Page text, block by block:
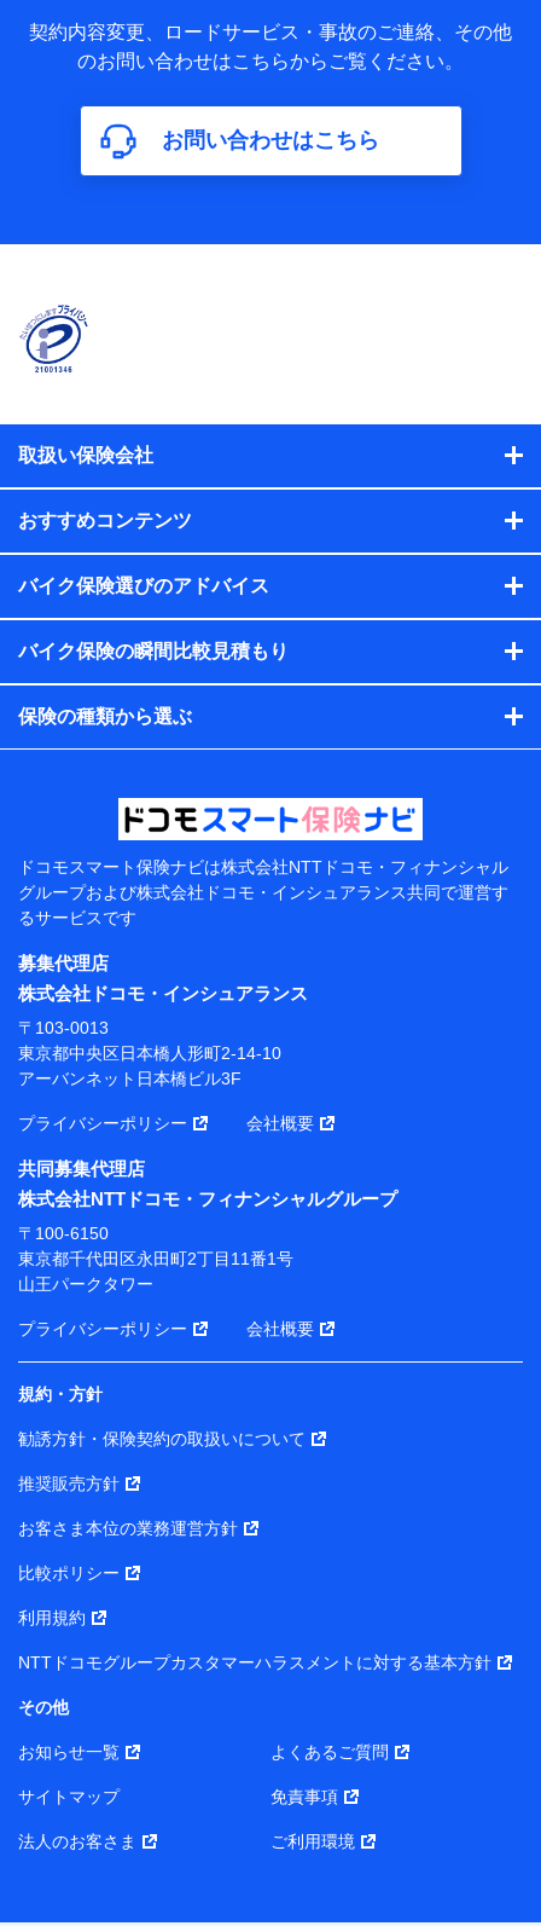
ー登録受付時に提供いただいた情報（氏名、住所、生年月
日、性別、保険契約者と被保険者の関係、保険加入の目的、
保険商品の内容、保険料、保険料のお支払方法、車のメーカ
ペットの種類や年齢など）及びお客様との応対記録（お客様
に提示した比較見積の試算結果情報、メールマガジンを提供
した際のメール内容や送信履歴の情報及び保険の更改案内等
を提供した際のメール内容や送信履歴などの情報）が含まれ
当社または株式会社NTTドコモ・フィナンシャルグループが
契約者と被保険者の関係、保険加入の目的、保険商品の内
容、保険料、保険料のお支払方法、車のメーカーや走行距離
などの情報、建物の構造や築年数などの情報、ペットの種類
【共同して利用する者の範囲】
当社
【利用目的】
提供する保険関連サービスにおけるユーザー登録受付および
取引のあるもしくは委託を受けている保険会社・提携会社の
会社のサービスを案内、提供するため
（各サービスで取得したサービス利用履歴、ウェブサイトの
閲覧履歴、購買履歴、ご契約内容等のパーソナルデータを分
析して、お客さまの趣味・嗜好・傾向に応じたサービス・商
品等に関するご提案や広告の配信等を行うことがありま
す。）
各種セミナーの開催のため
コンサルティングサービスの実施のため
アンケートやキャンペーン等の実施のため
上記に係る案内・手続き・管理等付帯業務を行うため
【当該個人データの管理について責任を有する者の名
称・住所・代表者名】
当該個人データを取り扱う各共同利用者（詳細は次のと
おり）
東京都千代田区永田町2丁目11番1号 山王パークタワー
株式会社NTTドコモ・フィナンシャルグループ 代表取
締役社長 廣井 孝史
東京都中央区日本橋人形町2-14-10 アーバンネット日
本橋ビル 3F
って、以下の提携代理店とお客様の個人データを共同利
用することがあります。
1. 共同利用する個人データの項目
氏名、生年月日、住所、メールアドレス、電話番号、個人の
相談予約に関する情報等
保険契約者と被保険者との関係等
扱とならない保険契約の内容等
情報
2. 共同利用者の範囲
当社（https://www.docomo-insurance.co.jp/）
契約内容変更、ロードサービス・事故のご連絡、その他
のお問い合わせはこちらからご覧ください。
お問い合わせはこちら
取扱い保険会社
おすすめコンテンツ
バイク保険選びのアドバイス
バイク保険の瞬間比較見積もり
保険の種類から選ぶ
ドコモスマート保険ナビは株式会社NTTドコモ・フィナンシャル
グループおよび株式会社ドコモ・インシュアランス共同で運営す
るサービスです
募集代理店
株式会社ドコモ・インシュアランス
〒103-0013
東京都中央区日本橋人形町2-14-10
アーバンネット日本橋ビル3F
プライバシーポリシー 会社概要
共同募集代理店
株式会社NTTドコモ・フィナンシャルグループ
〒100-6150
東京都千代田区永田町2丁目11番1号
山王パークタワー
プライバシーポリシー 会社概要
規約・方針
勧誘方針・保険契約の取扱いについて
推奨販売方針
お客さま本位の業務運営方針
比較ポリシー
利用規約
NTTドコモグループカスタマーハラスメントに対する基本方針
その他
お知らせ一覧 よくあるご質問
サイトマップ 免責事項
法人のお客さま ご利用環境